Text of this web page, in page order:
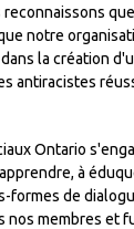
reconnaissons
notre
la création
antiracistes
Ontario
à
formes de
nos membres et